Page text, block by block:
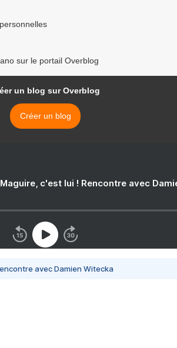
sur le portail Overblog
un blog sur Overblog
Créer un blog
c'est lui ! Rencontre avec
avec Damien Witecka